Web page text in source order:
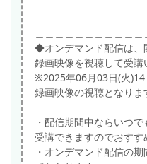
◆オンデマンド配信は、
録画映像を視聴して受
※2025年06月03日(火
録画映像の視聴となりま
・配信期間中ならいつ
受講できますのでおすす
・オンデマンド配信の